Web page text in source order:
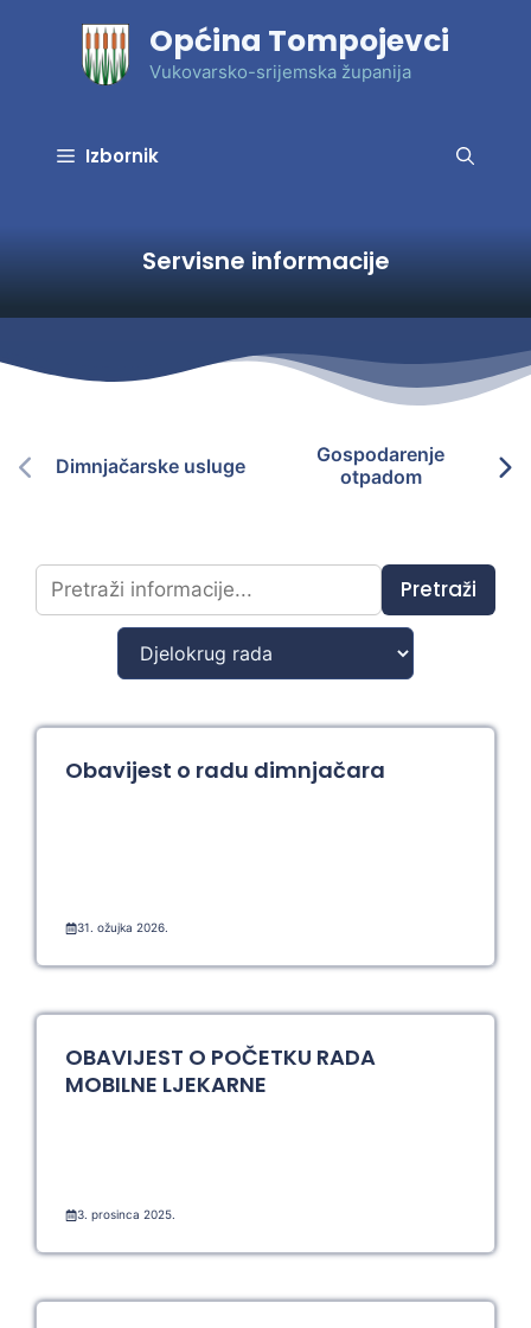
Općina Tompojevci
Vukovarsko-srijemska županija
Izbornik
Servisne informacije
Dimnjačarske usluge
Gospodarenje
otpadom
Pretraži
Obavijest o radu dimnjačara
31. ožujka 2026.
OBAVIJEST O POČETKU RADA
MOBILNE LJEKARNE
3. prosinca 2025.